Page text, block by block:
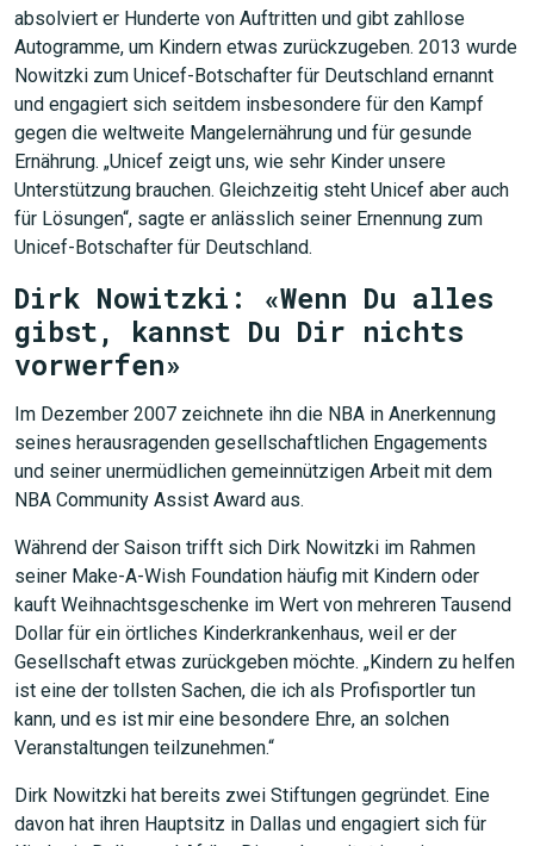
absolviert er Hunderte von Auftritten und gibt zahllose
Autogramme, um Kindern etwas zurückzugeben. 2013 wurde
Nowitzki zum Unicef-Botschafter für Deutschland ernannt
und engagiert sich seitdem insbesondere für den Kampf
gegen die weltweite Mangelernährung und für gesunde
Ernährung. „Unicef zeigt uns, wie sehr Kinder unsere
Unterstützung brauchen. Gleichzeitig steht Unicef aber auch
für Lösungen“, sagte er anlässlich seiner Ernennung zum
Unicef-Botschafter für Deutschland.
Dirk Nowitzki: «Wenn Du alles
gibst, kannst Du Dir nichts
vorwerfen»
Im Dezember 2007 zeichnete ihn die NBA in Anerkennung
seines herausragenden gesellschaftlichen Engagements
und seiner unermüdlichen gemeinnützigen Arbeit mit dem
NBA Community Assist Award aus.
Während der Saison trifft sich Dirk Nowitzki im Rahmen
seiner Make-A-Wish Foundation häufig mit Kindern oder
kauft Weihnachtsgeschenke im Wert von mehreren Tausend
Dollar für ein örtliches Kinderkrankenhaus, weil er der
Gesellschaft etwas zurückgeben möchte. „Kindern zu helfen
ist eine der tollsten Sachen, die ich als Profisportler tun
kann, und es ist mir eine besondere Ehre, an solchen
Veranstaltungen teilzunehmen.“
Dirk Nowitzki hat bereits zwei Stiftungen gegründet. Eine
davon hat ihren Hauptsitz in Dallas und engagiert sich für
JETZT SUCHEN